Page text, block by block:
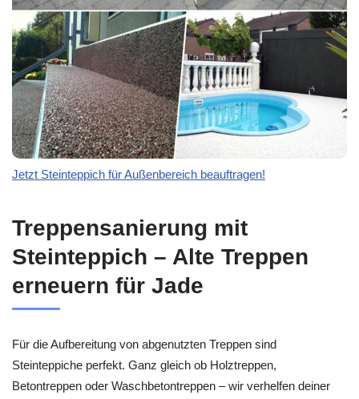
Jetzt Steinteppich für Außenbereich beauftragen!
Treppensanierung mit
Steinteppich – Alte Treppen
erneuern für Jade
Für die Aufbereitung von abgenutzten Treppen sind
Steinteppiche perfekt. Ganz gleich ob Holztreppen,
Betontreppen oder Waschbetontreppen – wir verhelfen deiner